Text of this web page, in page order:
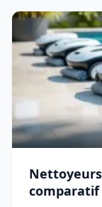
comparatif